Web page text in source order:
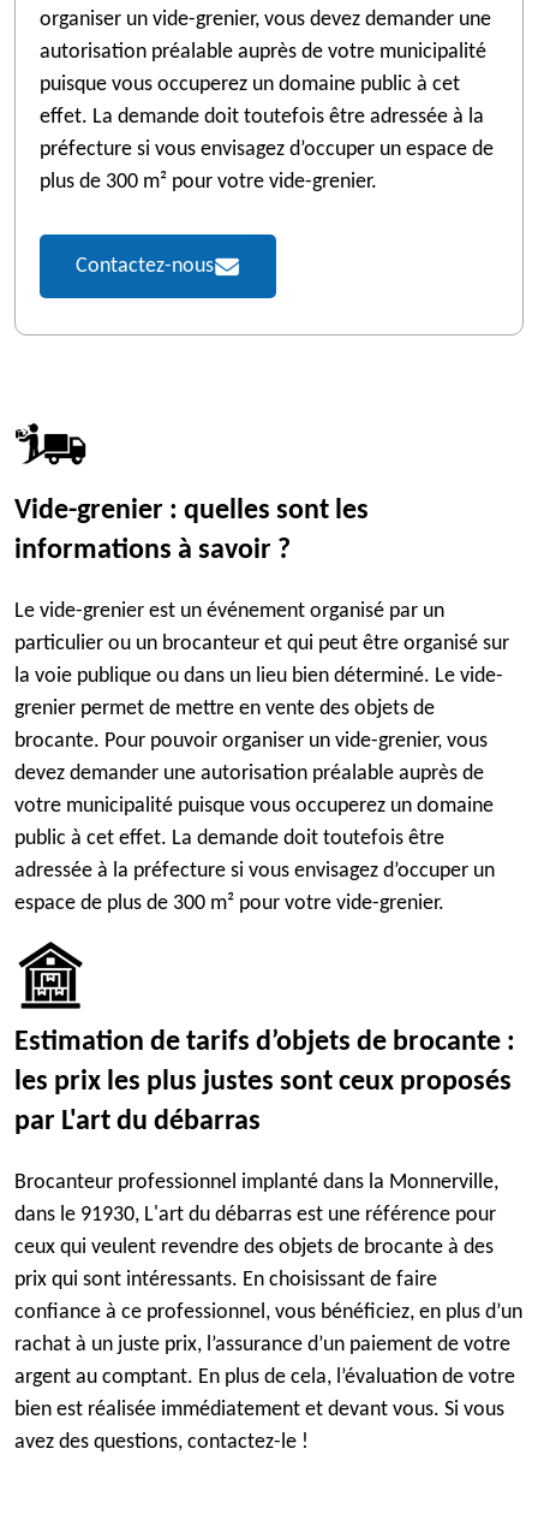
organiser un vide-grenier, vous devez demander une
autorisation préalable auprès de votre municipalité
puisque vous occuperez un domaine public à cet
effet. La demande doit toutefois être adressée à la
préfecture si vous envisagez d’occuper un espace de
plus de 300 m² pour votre vide-grenier.
Contactez-nous
Vide-grenier : quelles sont les
informations à savoir ?
Le vide-grenier est un événement organisé par un
particulier ou un brocanteur et qui peut être organisé sur
la voie publique ou dans un lieu bien déterminé. Le vide-
grenier permet de mettre en vente des objets de
brocante. Pour pouvoir organiser un vide-grenier, vous
devez demander une autorisation préalable auprès de
votre municipalité puisque vous occuperez un domaine
public à cet effet. La demande doit toutefois être
adressée à la préfecture si vous envisagez d’occuper un
espace de plus de 300 m² pour votre vide-grenier.
Estimation de tarifs d’objets de brocante :
les prix les plus justes sont ceux proposés
par L'art du débarras
Brocanteur professionnel implanté dans la Monnerville,
dans le 91930, L'art du débarras est une référence pour
ceux qui veulent revendre des objets de brocante à des
prix qui sont intéressants. En choisissant de faire
confiance à ce professionnel, vous bénéficiez, en plus d’un
rachat à un juste prix, l’assurance d’un paiement de votre
argent au comptant. En plus de cela, l’évaluation de votre
bien est réalisée immédiatement et devant vous. Si vous
avez des questions, contactez-le !